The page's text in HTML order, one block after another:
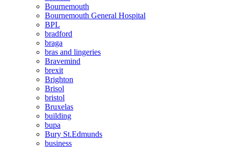
Bournemouth
Bournemouth General Hospital
BPL
bradford
braga
bras and lingeries
Bravemind
brexit
Brighton
Brisol
bristol
Bruxelas
building
bupa
Bury St.Edmunds
business